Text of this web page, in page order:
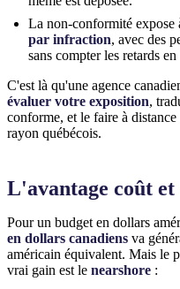
La non-conformité expose
par infraction, avec des
sans compter les retards
C'est là qu'une agence
évaluer votre exposition,
conforme, et le faire à
rayon québécois.
L'avantage coût et
Pour un budget en dollars
en dollars canadiens va
américain équivalent. Mais le
vrai gain est le nearshore :